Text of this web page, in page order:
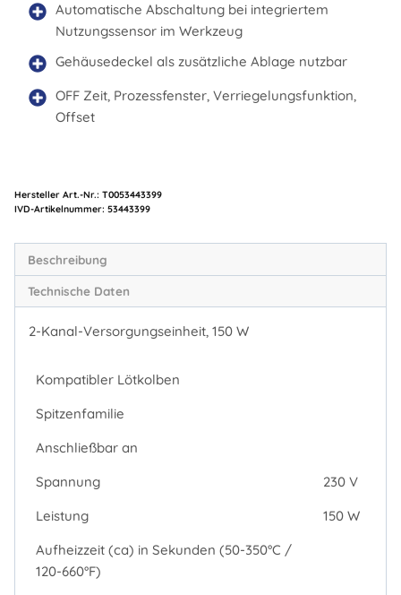
Automatische Abschaltung bei integriertem
Nutzungssensor im Werkzeug
Gehäusedeckel als zusätzliche Ablage nutzbar
OFF Zeit, Prozessfenster, Verriegelungsfunktion,
Offset
Hersteller Art.-Nr.: T0053443399
Artikelnummer: 53443399
Beschreibung
Technische Daten
2-Kanal-Versorgungseinheit, 150 W
Kompatibler Lötkolben
Spitzenfamilie
Anschließbar an
Spannung
230 V
Leistung
150 W
Aufheizzeit (ca) in Sekunden (50-350°C /
120-660°F)